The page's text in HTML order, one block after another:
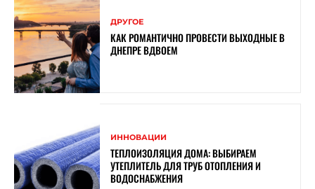
ДРУГОЕ
КАК РОМАНТИЧНО ПРОВЕСТИ ВЫХОДНЫЕ В
ДНЕПРЕ ВДВОЕМ
ИННОВАЦИИ
ТЕПЛОИЗОЛЯЦИЯ ДОМА: ВЫБИРАЕМ
УТЕПЛИТЕЛЬ ДЛЯ ТРУБ ОТОПЛЕНИЯ И
ВОДОСНАБЖЕНИЯ